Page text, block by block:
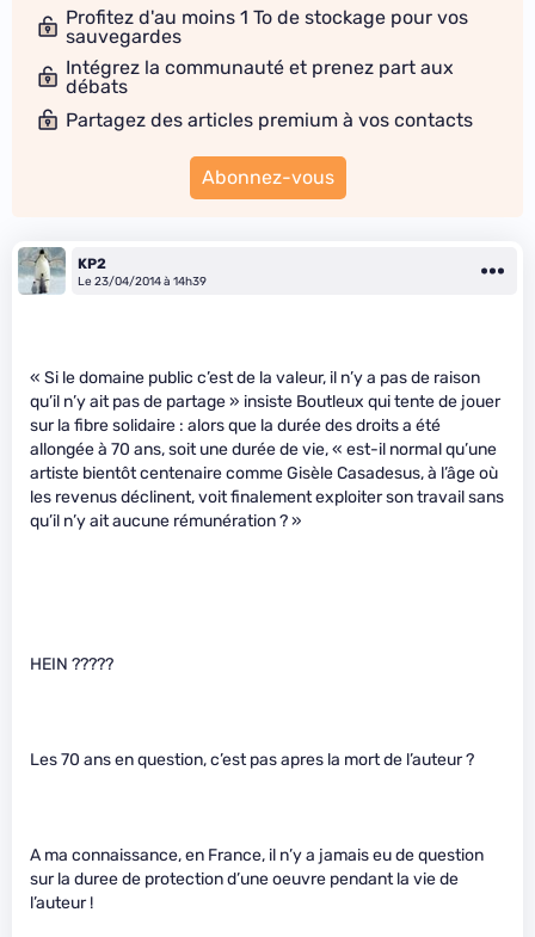
Profitez d'au moins 1 To de stockage pour vos
sauvegardes
Intégrez la communauté et prenez part aux
débats
Partagez des articles premium à vos contacts
Abonnez-vous
KP2
Le 23/04/2014 à 14h39
« Si le domaine public c’est de la valeur, il n’y a pas de raison
qu’il n’y ait pas de partage » insiste Boutleux qui tente de jouer
sur la fibre solidaire : alors que la durée des droits a été
allongée à 70 ans, soit une durée de vie, « est-il normal qu’une
artiste bientôt centenaire comme Gisèle Casadesus, à l’âge où
les revenus déclinent, voit finalement exploiter son travail sans
qu’il n’y ait aucune rémunération ? »
HEIN ?????
Les 70 ans en question, c’est pas apres la mort de l’auteur ?
A ma connaissance, en France, il n’y a jamais eu de question
sur la duree de protection d’une oeuvre pendant la vie de
l’auteur !